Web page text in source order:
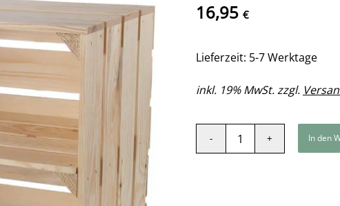
16,95 €
Lieferzeit: 5-7 Werktage
inkl. 19% MwSt. zzgl.
In den